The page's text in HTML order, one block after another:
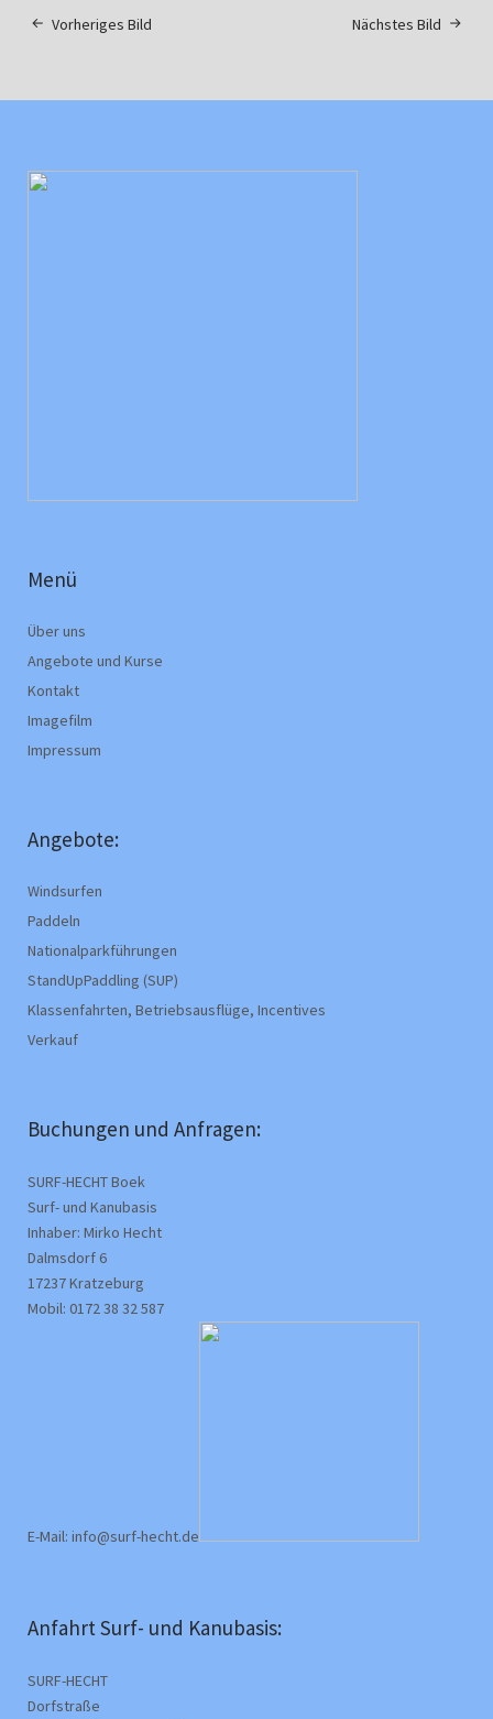
Nächstes Bild
Vorheriges Bild
Menü
Über uns
Angebote und Kurse
Kontakt
Imagefilm
Impressum
Angebote:
Windsurfen
Paddeln
Nationalparkführungen
StandUpPaddling (SUP)
Klassenfahrten, Betriebsausflüge, Incentives
Verkauf
Buchungen und Anfragen:
SURF-HECHT Boek
Surf- und Kanubasis
Inhaber: Mirko Hecht
Dalmsdorf 6
17237 Kratzeburg
Mobil: 0172 38 32 587
E-Mail: info@surf-hecht.de
Anfahrt Surf- und Kanubasis:
SURF-HECHT
Dorfstraße